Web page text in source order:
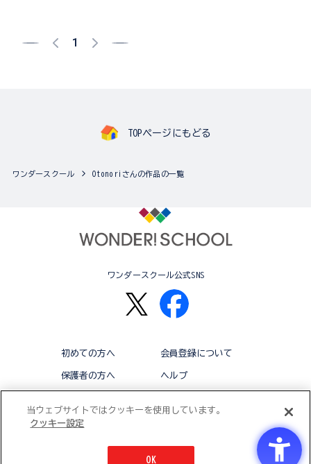
1
TOPページにもどる
ワンダースクール Otonoriさんの作品の一覧
ワンダースクール公式SNS
初めての方へ 会員登録について
保護者の方へ ヘルプ
当ウェブサイトではクッキーを使用しています。
クッキー設定
OK